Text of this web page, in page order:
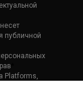
публичной
Platforms,